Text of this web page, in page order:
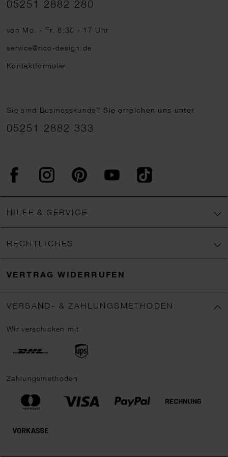
05251 2882 280
von Mo. - Fr. 8:30 - 17 Uhr
service@rico-design.de
Kontaktformular
Sie sind Businesskunde?Sie erreichen uns unter
05251 2882 333
FacebookInstagram PinterestYouTubeTikTok
HILFE & SERVICE
RECHTLICHES
VERTRAG WIDERRUFEN
VERSAND- & ZAHLUNGSMETHODEN
Wir verschicken mit
Zahlungsmethoden